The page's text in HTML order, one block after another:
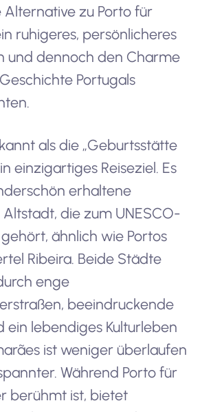
zu Porto für
ruhigeres, persönlicheres
und dennoch den Charme
Portugals
als die „Geburtsstätte
einzigartiges Reiseziel. Es
erhaltene
die zum UNESCO-
ähnlich wie Portos
Ribeira. Beide Städte
enge
beeindruckende
ein lebendiges Kulturleben
ist weniger überlaufen
Während Porto für
berühmt ist, bietet